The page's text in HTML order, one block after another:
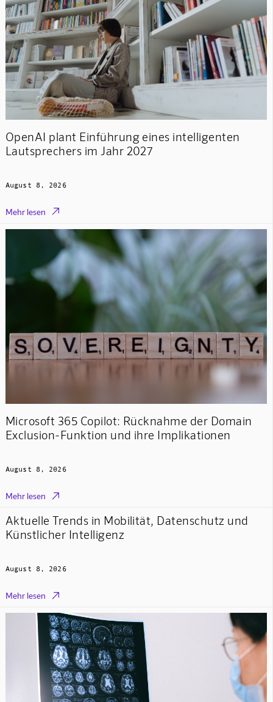
OpenAI plant Einführung eines intelligenten
Lautsprechers im Jahr 2027
August 8, 2026
Mehr lesen 
Microsoft 365 Copilot: Rücknahme der Domain
Exclusion-Funktion und ihre Implikationen
August 8, 2026
Mehr lesen 
Aktuelle Trends in Mobilität, Datenschutz und
Künstlicher Intelligenz
August 8, 2026
Mehr lesen 